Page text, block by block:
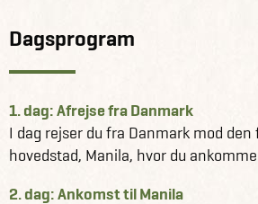
Dagsprogram
1. dag: Afrejse fra Danmark
I dag rejser du fra Danmark mod den
hovedstad, Manila, hvor du
2. dag: Ankomst til Manila